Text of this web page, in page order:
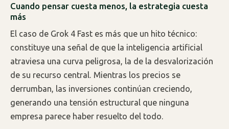
Cuando pensar cuesta menos, la estrategia cuesta
más
El caso de Grok 4 Fast es más que un hito técnico:
constituye una señal de que la inteligencia artificial
atraviesa una curva peligrosa, la de la desvalorización
de su recurso central. Mientras los precios se
derrumban, las inversiones continúan creciendo,
generando una tensión estructural que ninguna
empresa parece haber resuelto del todo.